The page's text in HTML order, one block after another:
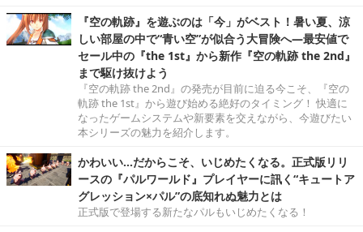
『空の軌跡』を遊ぶのは「今」がベスト！暑い夏、涼
しい部屋の中で“青い空”が似合う大冒険へ―最安値で
セール中の『the 1st』から新作『空の軌跡 the 2nd』
まで駆け抜けよう
『空の軌跡 the 2nd』の発売が目前に迫る今こそ、『空の
軌跡 the 1st』から遊び始める絶好のタイミング！ 快適に
なったゲームシステムや新要素を交えながら、今遊びたい
本シリーズの魅力を紹介します。
かわいい…だからこそ、いじめたくなる。正式版リリ
ースの『パルワールド』プレイヤーに訊く“キュートア
グレッション×パル”の底知れぬ魅力とは
正式版で登場する新たなパルもいじめたくなる！